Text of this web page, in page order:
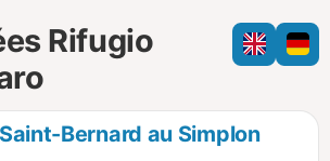
i
o
e
h
m
p
d
e
m
i
Rifugio
Bernard au Simplon